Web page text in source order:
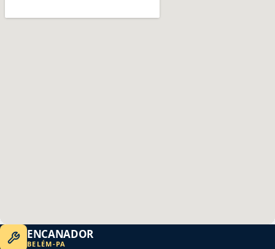
ENCANADOR
BELÉM-PA